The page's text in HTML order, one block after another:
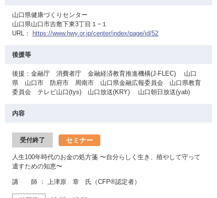
山口県健康づくりセンター
山口県山口市吉敷下東3丁目１−１
URL：
https://www.hwy.or.jp/center/index/page/id/52
後援等
後援：金融庁 消費者庁 金融経済教育推進機構(J-FLEC) 山口
県 山口市 防府市 周南市 山口県金融広報委員会 山口県教育
委員会 テレビ山口(tys) 山口放送(KRY) 山口朝日放送(yab)
内容
受付終了 セミナー
人生100年時代のお金の処方箋 〜自分らしく生き、殖やして守って
遺すための知恵〜
講 師 ： 上津原 章 氏（CFP®認定者）